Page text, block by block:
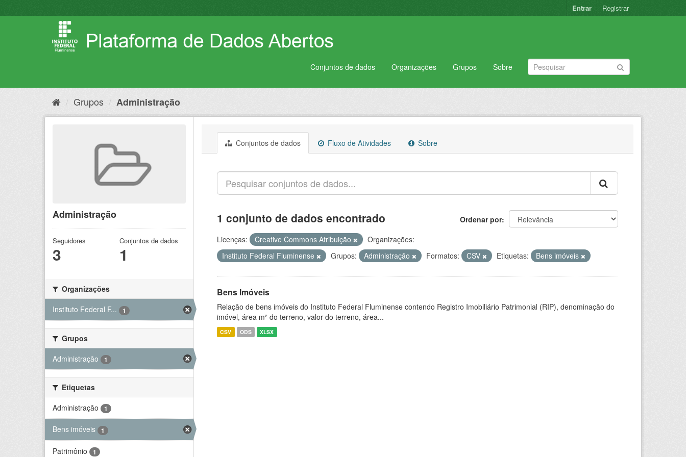
para
Entrar Registrar
Conjuntos de dados Organizações Grupos Sobre
Grupos Administração
Administração
Seguidores
3
Conjuntos de dados
1
Organizações
Instituto Federal F...
1
Grupos
Administração
1
Etiquetas
Administração
1
Bens imóveis 1
Patrimônio 1
Conjuntos de dados Fluxo de Atividades Sobre
Ordenar por
1 conjunto de dados encontrado
Licenças: Creative Commons Atribuição
Organizações:
Instituto Federal Fluminense
Grupos: Administração Formatos: CSV Etiquetas: Bens imóveis
Bens Imóveis
Relação de bens imóveis do Instituto Federal Fluminense contendo Registro Imobiliário Patrimonial (RIP), denominação do
imóvel, área m² do terreno, valor do terreno, área...
CSV ODS XLSX